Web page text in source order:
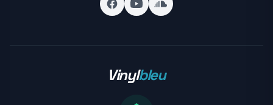
Vinylbleu